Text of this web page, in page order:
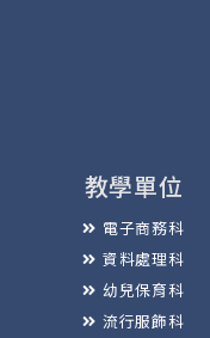
教學單位
電子商務科
資料處理科
幼兒保育科
流行服飾科